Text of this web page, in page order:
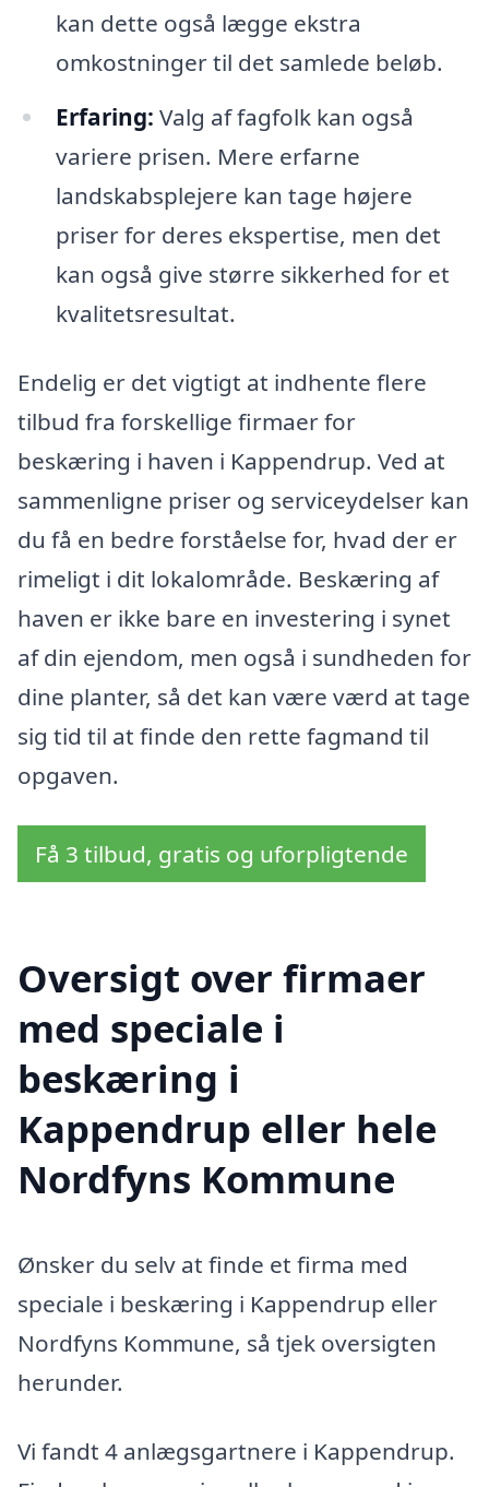
kan dette også lægge ekstra
omkostninger til det samlede beløb.
Erfaring: Valg af fagfolk kan også
variere prisen. Mere erfarne
landskabsplejere kan tage højere
priser for deres ekspertise, men det
kan også give større sikkerhed for et
kvalitetsresultat.
Endelig er det vigtigt at indhente flere
tilbud fra forskellige firmaer for
beskæring i haven i Kappendrup. Ved at
sammenligne priser og serviceydelser kan
du få en bedre forståelse for, hvad der er
rimeligt i dit lokalområde. Beskæring af
haven er ikke bare en investering i synet
af din ejendom, men også i sundheden for
dine planter, så det kan være værd at tage
sig tid til at finde den rette fagmand til
opgaven.
Få 3 tilbud, gratis og uforpligtende
Oversigt over firmaer
med speciale i
beskæring i
Kappendrup eller hele
Nordfyns Kommune
Ønsker du selv at finde et firma med
speciale i beskæring i Kappendrup eller
Nordfyns Kommune, så tjek oversigten
herunder.
Vi fandt 4 anlægsgartnere i Kappendrup.